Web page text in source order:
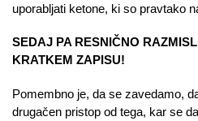
uporabljati ketone, ki so pravtako
SEDAJ PA RESNIČNO
KRATKEM ZAPISU!
Pomembno je, da se zavedamo,
drugačen pristop od tega, kar se